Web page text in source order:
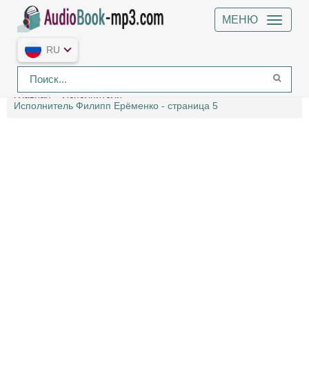
МЕНЮ
RU
Главная
Исполнители
Исполнитель Филипп Ерёменко - страница 5